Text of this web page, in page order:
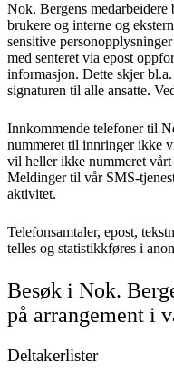
Nok. Bergens
brukere og interne og
sensitive
med senteret via epost
informasjon. Dette skjer
signaturen til alle ansatte.
Innkommende telefoner til
nummeret til innringer ikke
vil heller ikke nummeret
Meldinger til vår SMS-
aktivitet.
Telefonsamtaler, epost,
telles og statistikkføres i
Besøk i Nok.
på arrangement i
Deltakerlister